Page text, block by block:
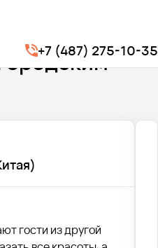
+7 (487) 275-10-35
перевозки
гости из другой